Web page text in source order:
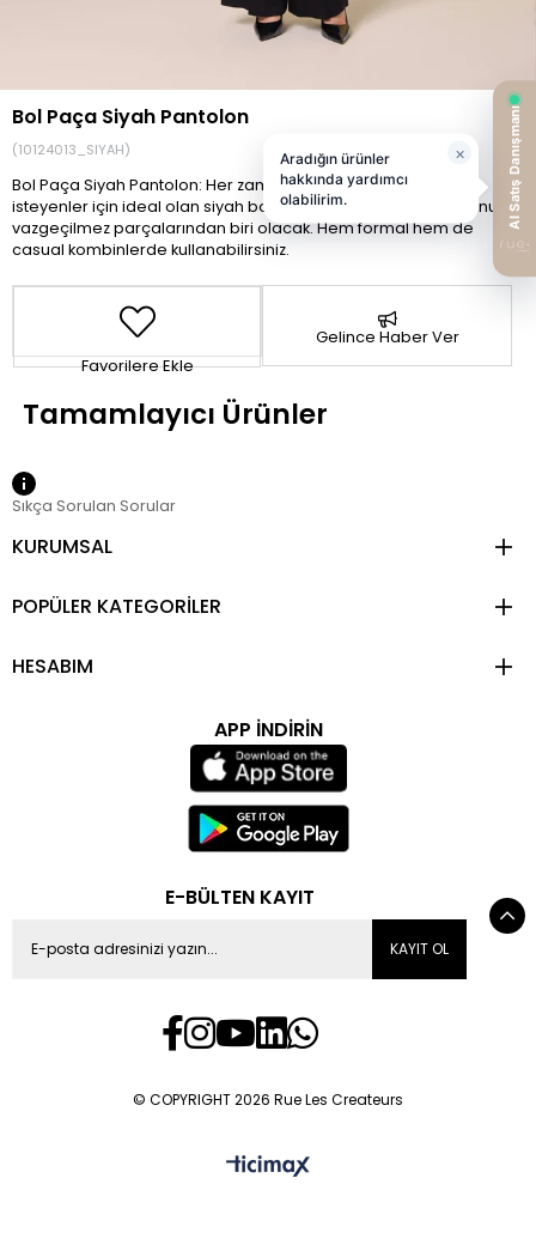
Bol Paça Siyah Pantolon
(10124013_SIYAH)
Bol Paça Siyah Pantolon: Her zaman şık ve tarz görünmek
isteyenler için ideal olan siyah bol paça pantolon, gardırobunuzun
vazgeçilmez parçalarından biri olacak. Hem formal hem de
casual kombinlerde kullanabilirsiniz.
Favorilere Ekle
Gelince Haber Ver
Sıkça Sorulan Sorular
KURUMSAL
POPÜLER KATEGORİLER
HESABIM
APP İNDİRİN
E-BÜLTEN KAYIT
KAYIT OL
© COPYRIGHT 2026 Rue Les Createurs